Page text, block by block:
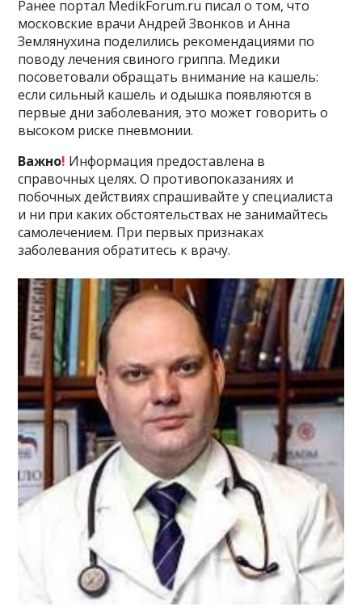
Ранее портал MedikForum.ru писал о том, что
московские врачи Андрей Звонков и Анна
Землянухина поделились рекомендациями по
поводу лечения свиного гриппа. Медики
посоветовали обращать внимание на кашель:
если сильный кашель и одышка появляются в
первые дни заболевания, это может говорить о
высоком риске пневмонии.
Важно! Информация предоставлена в
справочных целях. О противопоказаниях и
побочных действиях спрашивайте у специалиста
и ни при каких обстоятельствах не занимайтесь
самолечением. При первых признаках
заболевания обратитесь к врачу.